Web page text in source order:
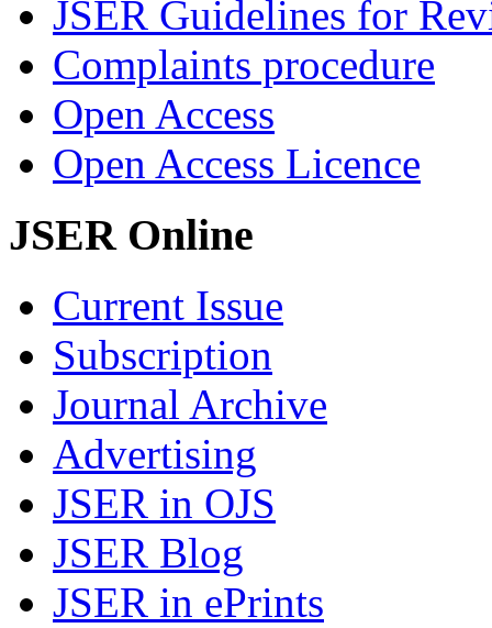
JSER Guidelines for
Complaints procedure
Open Access
Open Access Licence
JSER Online
Current Issue
Subscription
Journal Archive
Advertising
JSER in OJS
JSER Blog
JSER in ePrints